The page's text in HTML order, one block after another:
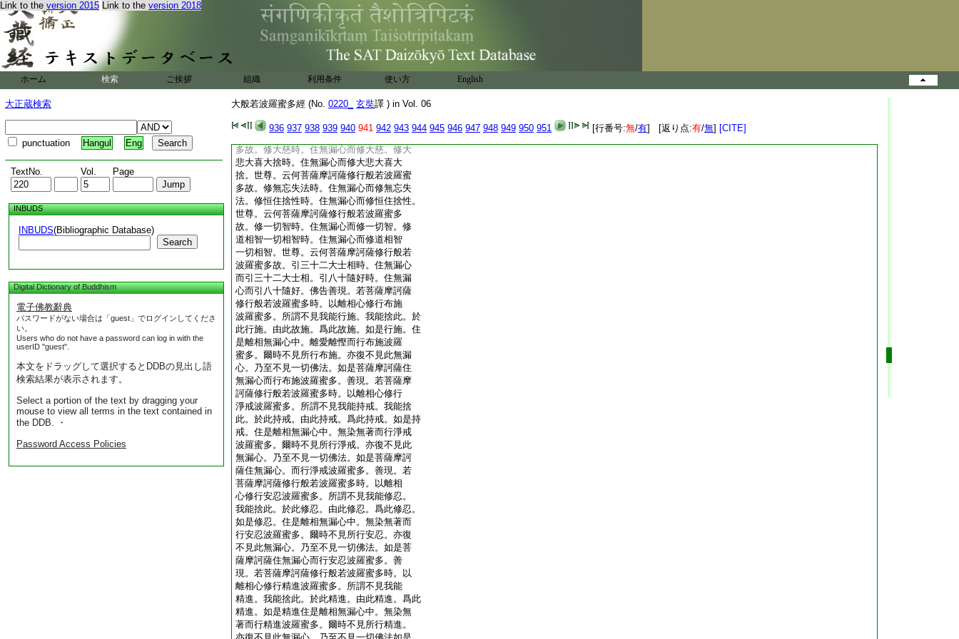
Link to the version 2015 Link to the version 2018
ホーム 検索 ご挨拶 組織 利用条件 使い方 English
大正蔵検索
punctuation Hangul Eng
TextNo. Vol. Page
INBUDS
INBUDS(Bibliographic Database)
Search
Digital Dictionary of Buddhism
電子佛教辭典
パスワードがない場合は「guest」でログインしてくださ
い。
Users who do not have a password can log in with the
userID "guest".
本文をドラッグして選択するとDDBの見出し語
検索結果が表示されます。
Select a portion of the text by dragging your
mouse to view all terms in the text contained in
the DDB. ・
Password Access Policies
大般若波羅蜜多經 (No. 0220_ 玄奘譯 ) in Vol. 06
936 937 938 939 940 941 942 943 944 945 946 947 948 949 950 951 [行番号:無/有] [返り点:有/無] [CITE]
住眞如時。住無漏心而住眞如。住法界法性
不虚妄性不變異性平等性離生性法定法住
實際虚空界不思議界時。住無漏心而住法
界乃至不思議界。世尊。云何菩薩摩訶薩修
行般若波羅蜜多故。修五眼時。住無漏心而
修五眼。修六神通時。住無漏心而修六神通。
世尊。云何菩薩摩訶薩修行般若波羅蜜多
故。修佛十力時。住無漏心而修佛十力。修
四無所畏四無礙解十八佛不共法時。住無
漏心而修四無所畏四無礙解十八佛不共
多故。修大慈時。住無漏心而修大慈。修大
悲大喜大捨時。住無漏心而修大悲大喜大
捨。世尊。云何菩薩摩訶薩修行般若波羅蜜
多故。修無忘失法時。住無漏心而修無忘失
法。修恒住捨性時。住無漏心而修恒住捨性。
世尊。云何菩薩摩訶薩修行般若波羅蜜多
故。修一切智時。住無漏心而修一切智。修
道相智一切相智時。住無漏心而修道相智
一切相智。世尊。云何菩薩摩訶薩修行般若
波羅蜜多故。引三十二大士相時。住無漏心
而引三十二大士相。引八十隨好時。住無漏
心而引八十隨好。佛告善現。若菩薩摩訶薩
修行般若波羅蜜多時。以離相心修行布施
波羅蜜多。所謂不見我能行施。我能捨此。於
此行施。由此故施。爲此故施。如是行施。住
是離相無漏心中。離愛離慳而行布施波羅
蜜多。爾時不見所行布施。亦復不見此無漏
心。乃至不見一切佛法。如是菩薩摩訶薩住
無漏心而行布施波羅蜜多。善現。若菩薩摩
訶薩修行般若波羅蜜多時。以離相心修行
淨戒波羅蜜多。所謂不見我能持戒。我能捨
此。於此持戒。由此持戒。爲此持戒。如是持
戒。住是離相無漏心中。無染無著而行淨戒
波羅蜜多。爾時不見所行淨戒。亦復不見此
無漏心。乃至不見一切佛法。如是菩薩摩訶
薩住無漏心。而行淨戒波羅蜜多。善現。若
菩薩摩訶薩修行般若波羅蜜多時。以離相
心修行安忍波羅蜜多。所謂不見我能修忍。
我能捨此。於此修忍。由此修忍。爲此修忍。
如是修忍。住是離相無漏心中。無染無著而
行安忍波羅蜜多。爾時不見所行安忍。亦復
不見此無漏心。乃至不見一切佛法。如是菩
薩摩訶薩住無漏心而行安忍波羅蜜多。善
現。若菩薩摩訶薩修行般若波羅蜜多時。以
離相心修行精進波羅蜜多。所謂不見我能
精進。我能捨此。於此精進。由此精進。爲此
精進。如是精進住是離相無漏心中。無染無
著而行精進波羅蜜多。爾時不見所行精進。